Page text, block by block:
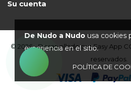
De Nudo a Nudo usa cookies
experiencia en el sitio.
POLÍTICA DE
Su cuenta
© 2026 - Desarrollado por Easy App
reservados.